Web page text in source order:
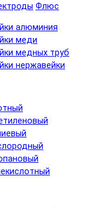
Флюс
алюминия
меди
медных труб
нержавейки